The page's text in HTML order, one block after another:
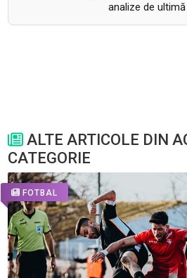
analize de
ALTE ARTICOLE DIN
CATEGORIE
FOTBAL